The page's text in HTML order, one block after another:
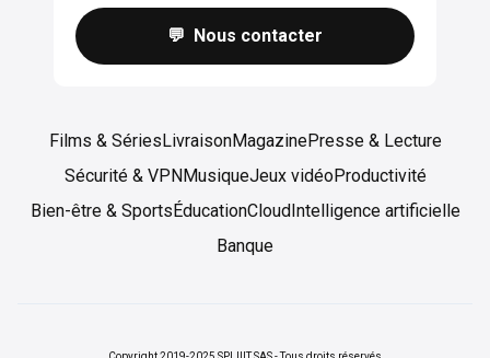
💬 Nous contacter
Films & SériesLivraisonMagazinePresse & Lecture
Sécurité & VPNMusiqueJeux vidéoProductivité
Bien-être & SportsÉducationCloudIntelligence artificielle
Banque